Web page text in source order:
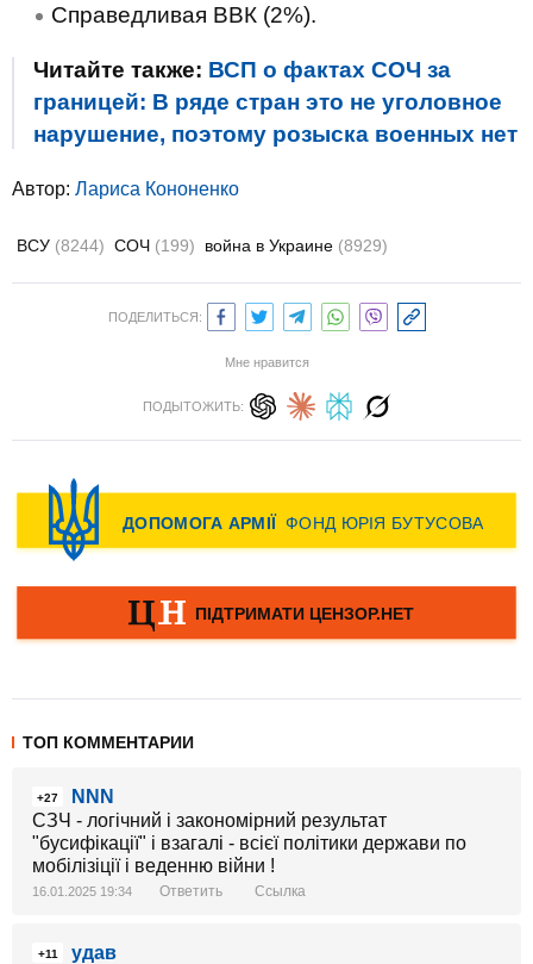
Справедливая ВВК (2%).
Читайте также: ВСП о фактах СОЧ за
границей: В ряде стран это не уголовное
нарушение, поэтому розыска военных нет
Автор: Лариса Кононенко
ВСУ (8244) СОЧ (199) война в Украине (8929)
ПОДЕЛИТЬСЯ:
Мне нравится
ПОДЫТОЖИТЬ:
ТОП КОММЕНТАРИИ
+27
NNN
СЗЧ - логічний і закономірний результат
"бусифікації" і взагалі - всієї політики держави по
мобілізіції і веденню війни !
16.01.2025 19:34 Ответить Ссылка
+11
удав